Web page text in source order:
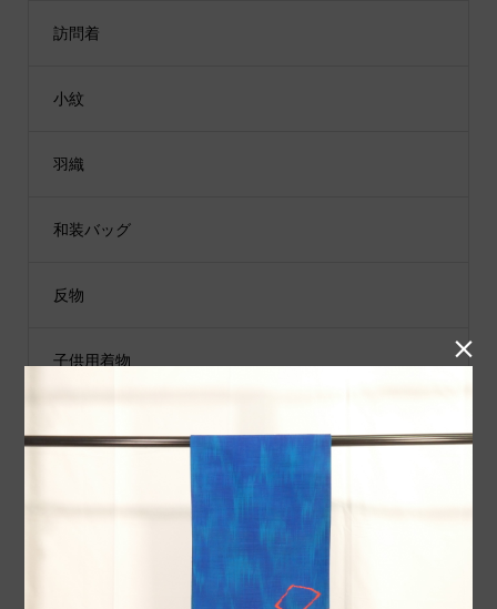
訪問着
小紋
羽織
和装バッグ
反物
子供用着物 